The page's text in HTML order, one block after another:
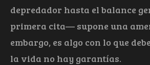
depredador hasta el balance
primera cita— supone una
embargo, es algo con lo que
la vida no hay garantías.